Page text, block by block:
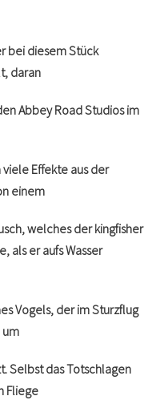
bei diesem Stück
daran
Abbey Road Studios im
Effekte aus der
einem
welches der kingfisher
als er aufs Wasser
Vogels, der im Sturzflug
um
Selbst das Totschlagen
Fliege